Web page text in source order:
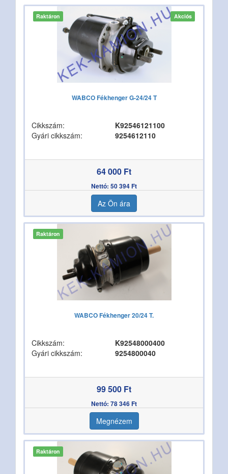
Raktáron Akciós
WABCO Fékhenger G-24/24 T
Cikkszám:
K92546121100
Gyári cikkszám:
9254612110
64 000 Ft
Nettó: 50 394 Ft
Az Ön ára
Raktáron
WABCO Fékhenger 20/24 T.
Cikkszám:
K92548000400
Gyári cikkszám:
9254800040
99 500 Ft
Nettó: 78 346 Ft
Megnézem
Raktáron